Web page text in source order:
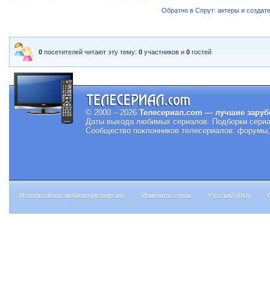
Обратно в Спрут: актеры и
0 посетителей читают эту тему:0 участников и0 гостей
© 2000 – 2026 Телесериал.com — лучшие
Даты выхода любимых сериалов. Подборки
Сообщество поклонников телесериалов:
Использовать мобильную версию Изменить стиль Русский (RU)